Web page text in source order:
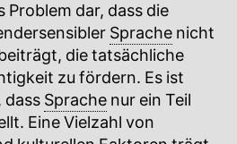
Problem dar, dass die
Sprache nicht
die tatsächliche
zu fördern. Es ist
dass Sprache nur ein Teil
Eine Vielzahl von